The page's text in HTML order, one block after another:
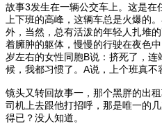
故事3发生在一辆公交车上。这是
上下班的高峰，这辆车总是火爆的
外，当然，总有活泼的年轻人扎堆
着臃肿的躯体，慢慢的行驶在夜色
岁左右的女性同胞B说：挤死了，
候，我都习惯了。A说，上个班真
镜头又转回故事一，那个黑胖的出
司机上去跟他打招呼，那是唯一的
得已？没人知道。